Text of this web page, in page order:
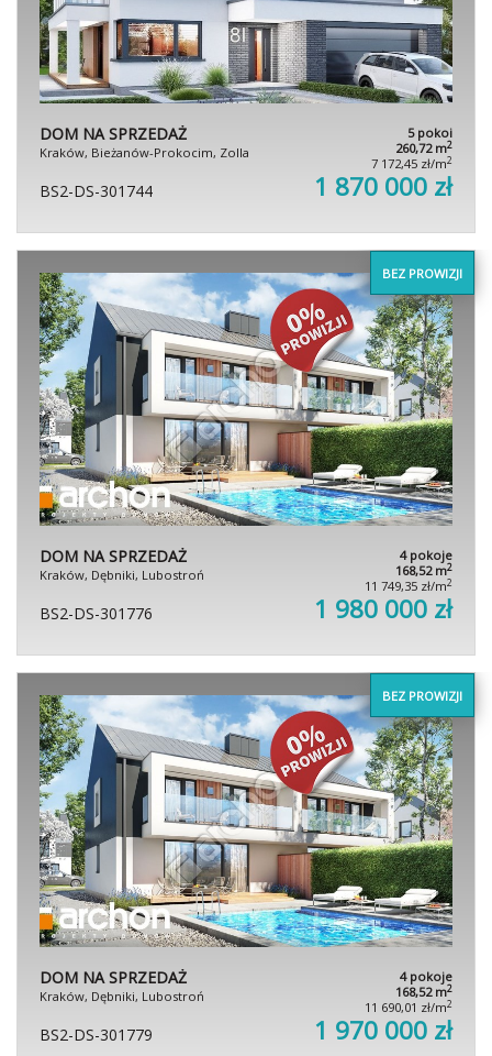
DOM NA SPRZEDAŻ
Kraków, Bieżanów-Prokocim, Zolla
5 pokoi
260,72 m2
7 172,45 zł/m2
BS2-DS-301744 1 870 000 zł
BEZ PROWIZJI
DOM NA SPRZEDAŻ
Kraków, Dębniki, Lubostroń
4 pokoje
168,52 m2
11 749,35 zł/m2
BS2-DS-301776 1 980 000 zł
BEZ PROWIZJI
DOM NA SPRZEDAŻ
Kraków, Dębniki, Lubostroń
4 pokoje
168,52 m2
11 690,01 zł/m2
BS2-DS-301779 1 970 000 zł